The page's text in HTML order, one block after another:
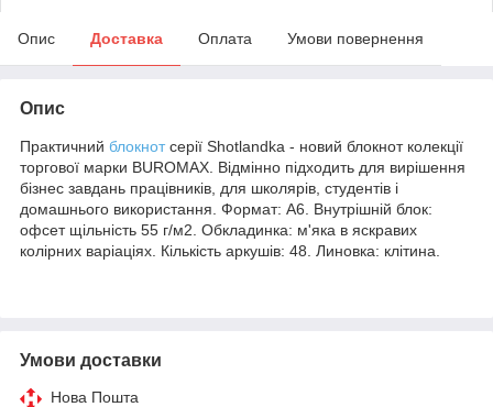
Опис Доставка Оплата Умови повернення
Опис
Практичний блокнотсерії Shotlandka - новий блокнот колекції
торгової марки BUROMAX. Відмінно підходить для вирішення
бізнес завдань працівників, для школярів, студентів і
домашнього використання. Формат: А6. Внутрішній блок:
офсет щільність 55 г/м2. Обкладинка: м'яка в яскравих
колірних варіаціях. Кількість аркушів: 48. Линовка: клітина.
Умови доставки
Нова Пошта